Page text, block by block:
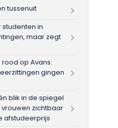
tussenuit
in
maar zegt
op Avans:
gingen
blik in de spiegel
zichtbaar
afstudeerprijs